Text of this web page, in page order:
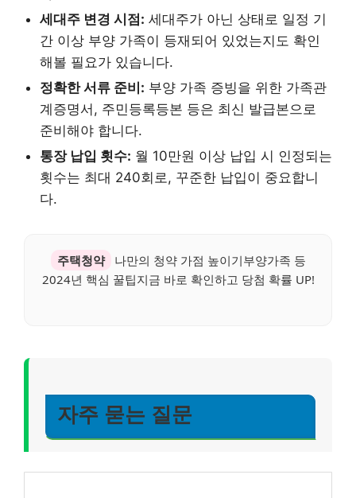
세대주 변경 시점: 세대주가 아닌 상태로 일정 기
간 이상 부양 가족이 등재되어 있었는지도 확인
해볼 필요가 있습니다.
정확한 서류 준비: 부양 가족 증빙을 위한 가족관
계증명서, 주민등록등본 등은 최신 발급본으로
준비해야 합니다.
통장 납입 횟수: 월 10만원 이상 납입 시 인정되는
횟수는 최대 240회로, 꾸준한 납입이 중요합니
다.
주택청약
나만의 청약 가점 높이기부양가족 등
2024년 핵심 꿀팁지금 바로 확인하고 당첨 확률 UP!
자주 묻는 질문